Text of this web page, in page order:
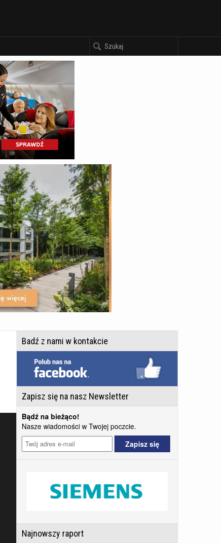
Badź z nami w kontakcie
Zapisz się na nasz Newsletter
Bądź na bieżąco!
Nasze wiadomości w Twojej poczcie.
Najnowszy raport